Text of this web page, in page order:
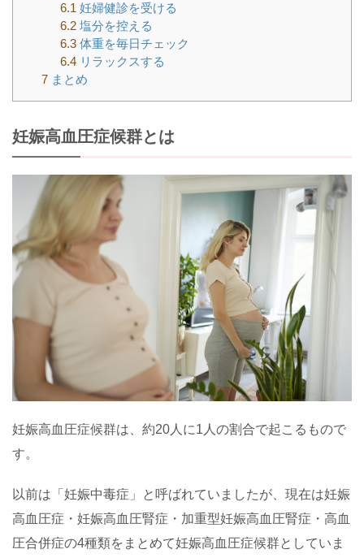
6.1 妊婦健診を受ける
6.2塩分を控える
6.3体重を毎日チェック
6.4リラックスする
7 まとめ
妊娠高血圧症候群とは
妊娠高血圧症候群は、約20人に1人の割合で起こるもので
す。
以前は「妊娠中毒症」と呼ばれていましたが、現在は妊娠
高血圧症・妊娠高血圧腎症・加重型妊娠高血圧腎症・高血
圧合併症の4種類をまとめて妊娠高血圧症候群としていま